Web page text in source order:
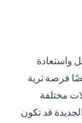
واستعادة
فرصة ثرية
مختلفة
قد تكون